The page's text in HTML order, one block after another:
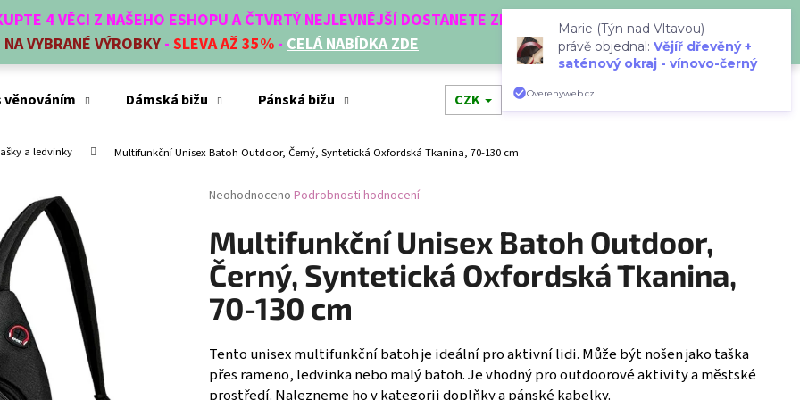
4 VĚCI Z NAŠEHO ESHOPU A ČTVRTÝ NEJLEVNĚJŠÍ DOSTANETE ZDARMA!
NA VYBRANÉ VÝROBKY - SLEVA AŽ 35% - CELÁ NABÍDKA ZDE
věnováním Dámská bižu Pánská bižu Módní doplňky Novinky
CZK Hledat
a ledvinky Multifunkční Unisex Batoh Outdoor, Černý, Syntetická Oxfordská Tkanina, 70-130 cm
Průměrné
produktu
je
0,0
z
5
hvězdiček.
Neohodnoceno Podrobnosti hodnocení
Multifunkční Unisex Batoh Outdoor,
Černý, Syntetická Oxfordská Tkanina,
70-130 cm
Tento unisex multifunkční batoh je ideální pro aktivní lidi. Může být nošen jako taška
přes rameno, ledvinka nebo malý batoh. Je vhodný pro outdoorové aktivity a městské
prostředí. Nalezneme ho v kategorii doplňky a pánské kabelky.
Co potřebujete najít?
Doporučujeme
Následující
Marie (Týn nad Vltavou)
právě objednal:Vějíř dřevěný +
saténový okraj - vínovo-černý
Overenyweb.cz